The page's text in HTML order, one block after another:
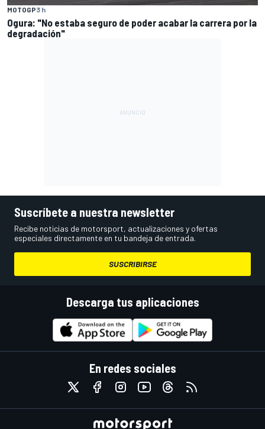
MOTOGP3 h
Ogura: "No estaba seguro de poder acabar la carrera por la
degradación"
Suscríbete a nuestra newsletter
Recibe noticias de motorsport, actualizaciones y ofertas
especiales directamente en tu bandeja de entrada.
SUSCRIBIRSE
Descarga tus aplicaciones
En redes sociales